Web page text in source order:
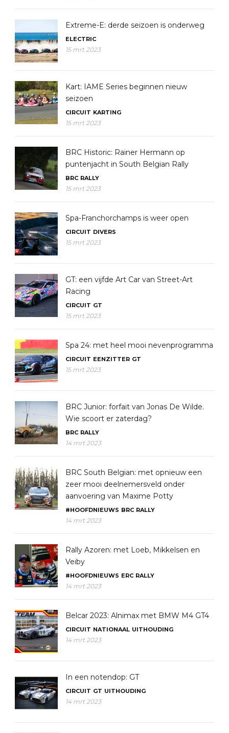
Extreme-E: derde seizoen is onderweg
ELECTRIC
15 mrt 2023
Kart: IAME Series beginnen nieuw
seizoen
CIRCUIT KARTING
15 mrt 2023
BRC Historic: Rainer Hermann op
puntenjacht in South Belgian Rally
BRC RALLY
15 mrt 2023
Spa-Franchorchamps is weer open
CIRCUIT DIVERS
15 mrt 2023
GT: een vijfde Art Car van Street-Art
Racing
CIRCUIT GT
15 mrt 2023
Spa 24: met heel mooi nevenprogramma
CIRCUIT EENZITTER GT
15 mrt 2023
BRC Junior: forfait van Jonas De Wilde.
Wie scoort er zaterdag?
BRC RALLY
14 mrt 2023
BRC South Belgian: met opnieuw een
zeer mooi deelnemersveld onder
aanvoering van Maxime Potty
#HOOFDNIEUWS BRC RALLY
14 mrt 2023
Rally Azoren: met Loeb, Mikkelsen en
Veiby
#HOOFDNIEUWS ERC RALLY
14 mrt 2023
Belcar 2023: Alnimax met BMW M4 GT4
CIRCUIT NATIONAAL UITHOUDING
14 mrt 2023
In een notendop: GT
CIRCUIT GT UITHOUDING
14 mrt 2023